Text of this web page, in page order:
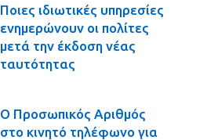
Ποιες ιδιωτικές υπηρεσίες
ενημερώνουν οι πολίτες
μετά την έκδοση νέας
ταυτότητας
Ο Προσωπικός Αριθμός
στο κινητό τηλέφωνο για